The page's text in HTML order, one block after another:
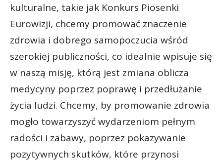
kulturalne, takie jak Konkurs Piosenki
Eurowizji, chcemy promować znaczenie
zdrowia i dobrego samopoczucia wśród
szerokiej publiczności, co idealnie wpisuje się
w naszą misję, którą jest zmiana oblicza
medycyny poprzez poprawę i przedłużanie
życia ludzi. Chcemy, by promowanie zdrowia
mogło towarzyszyć wydarzeniom pełnym
radości i zabawy, poprzez pokazywanie
pozytywnych skutków, które przynosi